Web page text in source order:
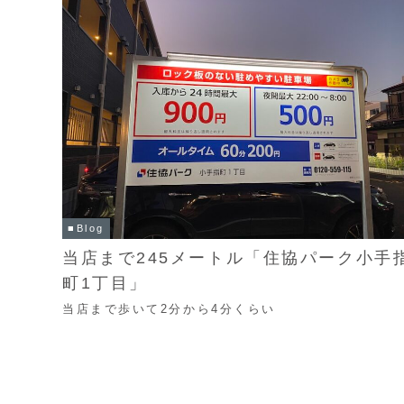
■Blog
当店まで245メートル「住協パーク小手
町1丁目」
当店まで歩いて2分から4分くらい